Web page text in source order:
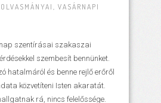
, VASÁRNAPI
szentírásai szakaszai
szembesít bennünket.
hatalmáról és benne rejlő erőről
közvetíteni Isten akaratát.
rá, nincs felelőssége.